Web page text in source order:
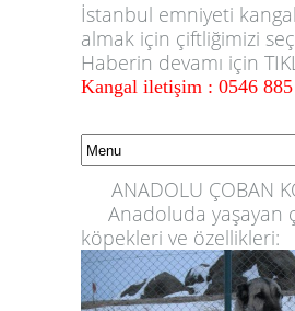
İstanbul emniyeti
almak için çiftliğimizi
Haberin devamı için
Kangal iletişim : 0546
ANADOLU ÇOBAN
Anadoluda yaşayan
köpekleri ve özellikleri: